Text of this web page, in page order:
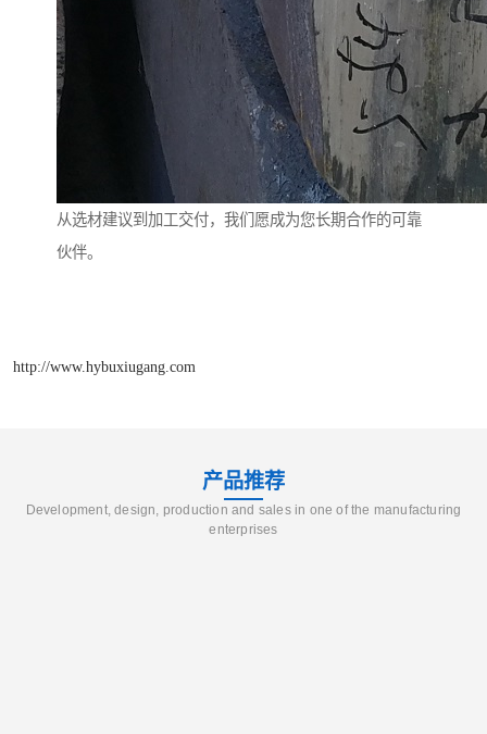
从选材建议到加工交付，我们愿成为您长期合作的可靠
伙伴。
http://www.hybuxiugang.com
产品推荐
Development, design, production and sales in one of the manufacturing
enterprises